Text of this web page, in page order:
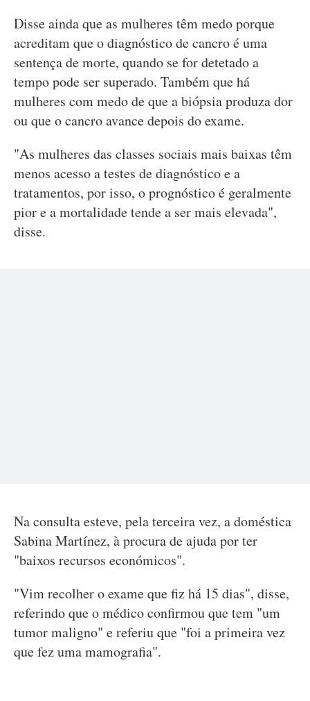
Disse ainda que as mulheres têm medo porque
acreditam que o diagnóstico de cancro é uma
sentença de morte, quando se for detetado a
tempo pode ser superado. Também que há
mulheres com medo de que a biópsia produza dor
ou que o cancro avance depois do exame.
"As mulheres das classes sociais mais baixas têm
menos acesso a testes de diagnóstico e a
tratamentos, por isso, o prognóstico é geralmente
pior e a mortalidade tende a ser mais elevada",
disse.
Na consulta esteve, pela terceira vez, a doméstica
Sabina Martínez, à procura de ajuda por ter
"baixos recursos económicos".
"Vim recolher o exame que fiz há 15 dias", disse,
referindo que o médico confirmou que tem "um
tumor maligno" e referiu que "foi a primeira vez
que fez uma mamografia".